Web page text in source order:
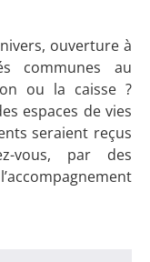
ouverture à
communes au
ou la caisse ?
espaces de vies
seraient reçus
vous, par des